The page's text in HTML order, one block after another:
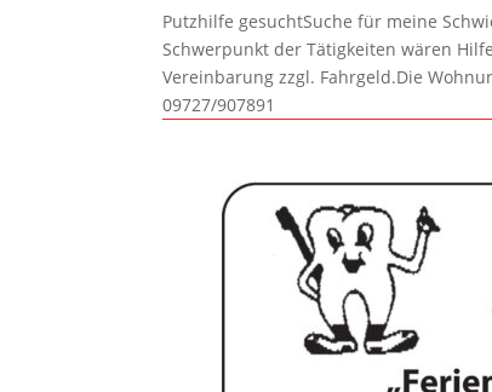
Putzhilfe gesuchtSuche für meine
Schwerpunkt der Tätigkeiten wären
Vereinbarung zzgl. Fahrgeld.Die
09727/907891